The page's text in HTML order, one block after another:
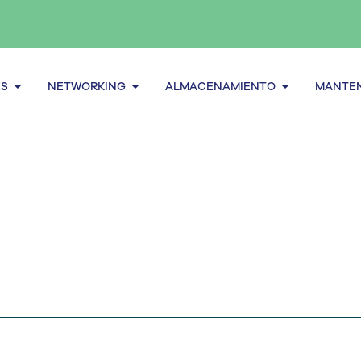
Abrir Servidores
NETWORKING Abrir Networking
ALMACENAMIENTO Abrir